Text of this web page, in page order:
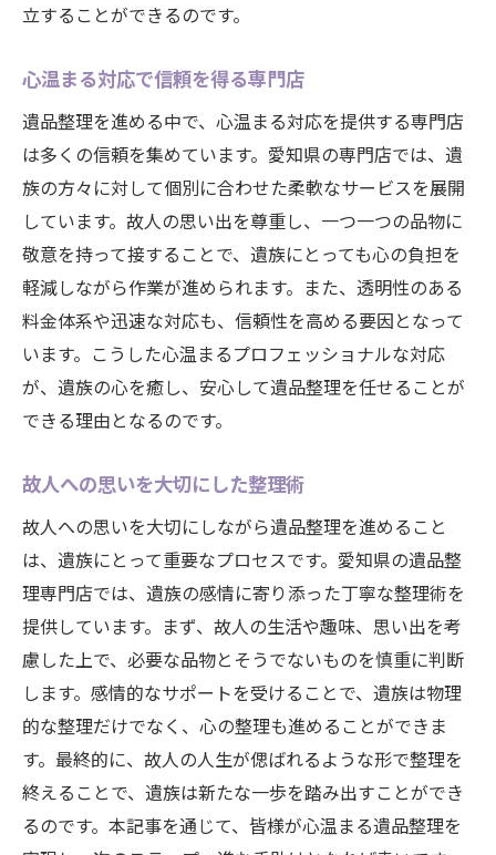
立することができるのです。
心温まる対応で信頼を得る専門店
遺品整理を進める中で、心温まる対応を提供する専門店
は多くの信頼を集めています。愛知県の専門店では、遺
族の方々に対して個別に合わせた柔軟なサービスを展開
しています。故人の思い出を尊重し、一つ一つの品物に
敬意を持って接することで、遺族にとっても心の負担を
軽減しながら作業が進められます。また、透明性のある
料金体系や迅速な対応も、信頼性を高める要因となって
います。こうした心温まるプロフェッショナルな対応
が、遺族の心を癒し、安心して遺品整理を任せることが
できる理由となるのです。
故人への思いを大切にした整理術
故人への思いを大切にしながら遺品整理を進めること
は、遺族にとって重要なプロセスです。愛知県の遺品整
理専門店では、遺族の感情に寄り添った丁寧な整理術を
提供しています。まず、故人の生活や趣味、思い出を考
慮した上で、必要な品物とそうでないものを慎重に判断
します。感情的なサポートを受けることで、遺族は物理
的な整理だけでなく、心の整理も進めることができま
す。最終的に、故人の人生が偲ばれるような形で整理を
終えることで、遺族は新たな一歩を踏み出すことができ
るのです。本記事を通じて、皆様が心温まる遺品整理を